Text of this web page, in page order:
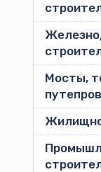
Мосты,